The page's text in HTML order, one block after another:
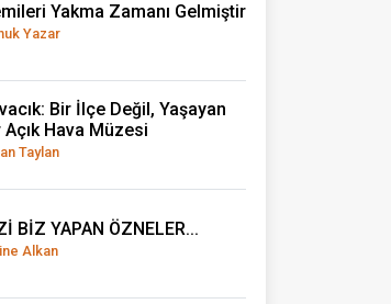
Yakma Zamanı Gelmiştir
Yazar
Bir İlçe Değil, Yaşayan
Açık Hava Müzesi
Taylan
BİZ YAPAN ÖZNELER...
Alkan